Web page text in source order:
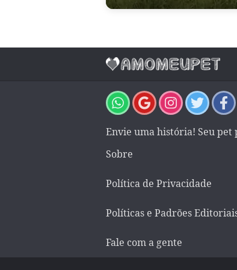
Envie uma história! Seu
Sobre
Política de Privacidade
Políticas e Padrões
Fale com a gente